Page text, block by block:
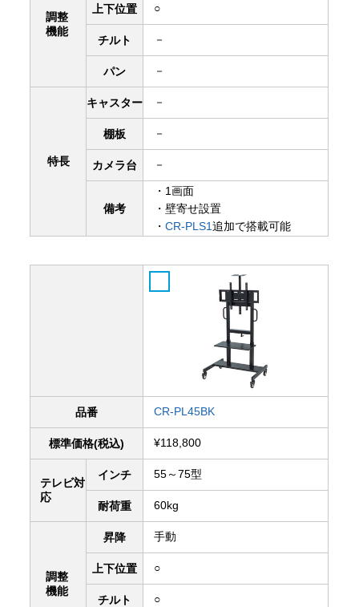
調整
機能
上下位置 ○
チルト －
パン －
特長
キャスター －
棚板 －
カメラ台 －
備考
・1画面
・壁寄せ設置
・ CR-PLS1追加で搭載可能
品番 CR-PL45BK
標準価格(税込) ¥118,800
テレビ対
応
インチ 55～75型
耐荷重 60kg
調整
機能
昇降 手動
上下位置 ○
チルト ○